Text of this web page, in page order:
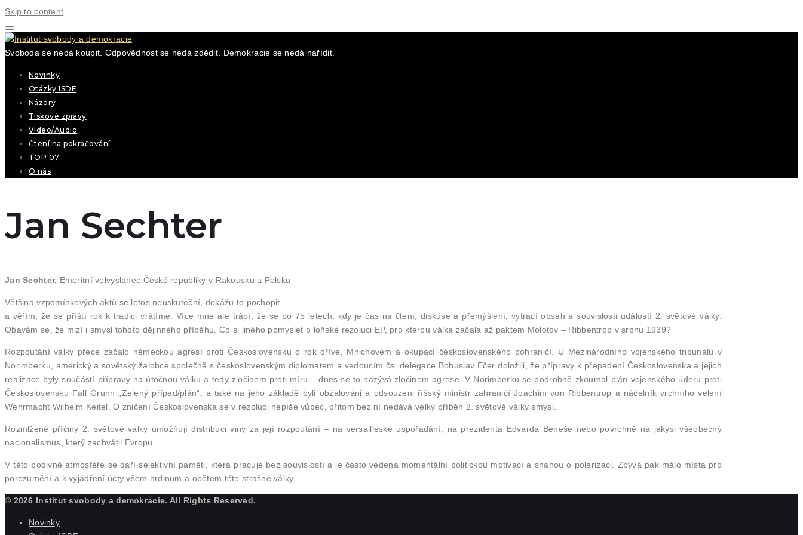
Skip to content
Svoboda se nedá koupit. Odpovědnost se nedá zdědit. Demokracie se nedá nařídit.
Novinky
Otázky ISDE
Názory
Tiskové zprávy
Video/Audio
Čtení na pokračování
TOP 07
O nás
Jan Sechter
Jan Sechter, Emeritní velvyslanec České republiky v Rakousku a Polsku
Většina vzpomínkových aktů se letos neuskuteční, dokážu to pochopit
a věřím, že se příští rok k tradici vrátíme. Více mne ale trápí, že se po 75 letech, kdy je čas na čtení, diskuse a přemýšlení, vytrácí obsah a souvislosti událostí 2. světové války.
Obávám se, že mizí i smysl tohoto dějinného příběhu. Co si jiného pomyslet o loňské rezoluci EP, pro kterou válka začala až paktem Molotov – Ribbentrop v srpnu 1939?
Rozpoutání války přece začalo německou agresí proti Československu o rok dříve, Mnichovem a okupací československého pohraničí. U Mezinárodního vojenského tribunálu v
Norimberku, americký a sovětský žalobce společně s československým diplomatem a vedoucím čs. delegace Bohuslav Ečer doložili, že přípravy k přepadení Československa a jejich
realizace byly součástí přípravy na útočnou válku a tedy zločinem proti míru – dnes se to nazývá zločinem agrese. V Norimberku se podrobně zkoumal plán vojenského úderu proti
Československu Fall Grünn „Zelený případ/plán“, a také na jeho základě byli obžalováni a odsouzeni říšský ministr zahraničí Joachim von Ribbentrop a náčelník vrchního velení
Wehrmacht Wilhelm Keitel. O zničení Československa se v rezoluci nepíše vůbec, přitom bez ní nedává velký příběh 2. světové války smysl.
Rozmlžené příčiny 2. světové války umožňují distribuci viny za její rozpoutání – na versailleské uspořádání, na prezidenta Edvarda Beneše nebo povrchně na jakýsi všeobecný
nacionalismus, který zachvátil Evropu.
V této podivné atmosféře se daří selektivní paměti, která pracuje bez souvislostí a je často vedena momentální politickou motivací a snahou o polarizaci. Zbývá pak málo místa pro
porozumění a k vyjádření úcty všem hrdinům a obětem této strašné války.
© 2026 Institut svobody a demokracie. All Rights Reserved.
Novinky